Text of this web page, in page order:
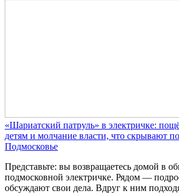
«Шариатский патруль» в электричке:
детям и молчание власти, что скрывают
Подмосковье
Представьте: вы возвращаетесь домой в
подмосковной электричке. Рядом —
обсуждают свои дела. Вдруг к ним